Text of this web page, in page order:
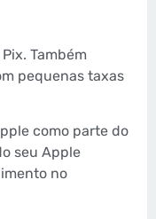
Também
pequenas taxas
como parte do
seu Apple
no